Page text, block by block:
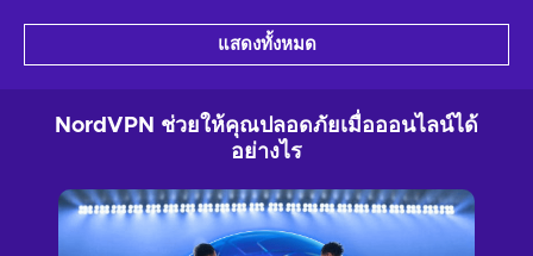
แสดงทั้งหมด
NordVPN ช่วยให้คุณปลอดภัยเมื่อออนไลน์ได้
อย่างไร